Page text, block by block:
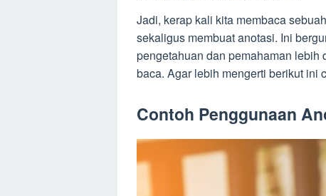
Jadi, kerap kali kita membaca
sekaligus membuat anotasi. Ini
pengetahuan dan pemahaman lebih
baca. Agar lebih mengerti berikut ini
Contoh Penggunaan